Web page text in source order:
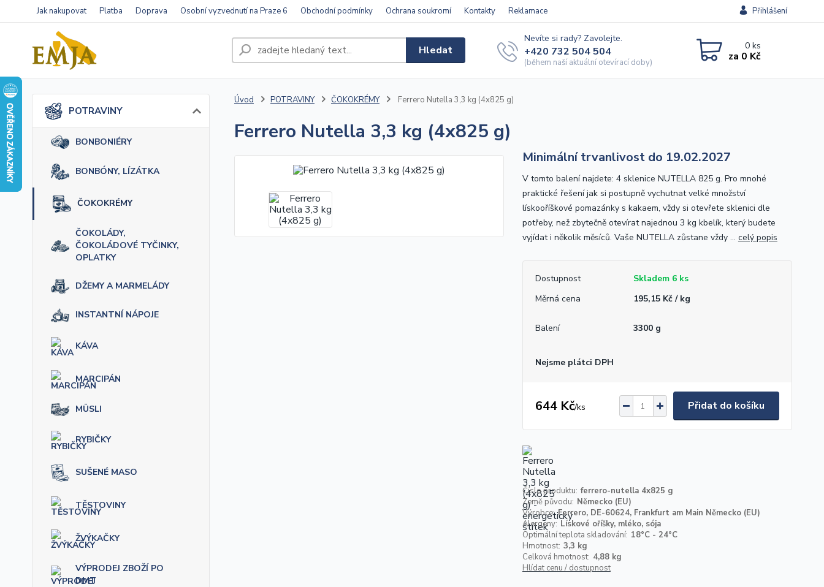
Jak nakupovat Platba Doprava Osobní vyzvednutí na Praze 6 Obchodní podmínky Ochrana soukromí Kontakty Reklamace Přihlášení
Hledat
Nevíte si rady? Zavolejte.
+420 732 504 504
(během naší aktuální otevírací doby)
0ks
za 0 Kč
POTRAVINY
BONBONIÉRY
BONBÓNY, LÍZÁTKA
ČOKOKRÉMY
ČOKOLÁDY,
ČOKOLÁDOVÉ TYČINKY,
OPLATKY
DŽEMY A MARMELÁDY
INSTANTNÍ NÁPOJE
KÁVA
MARCIPÁN
MÜSLI
RYBIČKY
SUŠENÉ MASO
TĚSTOVINY
ŽVÝKAČKY
VÝPRODEJ ZBOŽÍ PO
DMT
Úvod POTRAVINY ČOKOKRÉMY Ferrero Nutella 3,3 kg (4x825 g)
Ferrero Nutella 3,3 kg (4x825 g)
Minimální trvanlivost do 19.02.2027
V tomto balení najdete: 4 sklenice NUTELLA 825 g. Pro mnohé
praktické řešení jak si postupně vychutnat velké množství
lískooříškové pomazánky s kakaem, vždy si otevřete sklenici dle
potřeby, než zbytečně otevírat najednou 3 kg kbelík, který budete
vyjídat i několik měsíců. Vaše NUTELLA zůstane vždy ... celý popis
Dostupnost
Skladem 6 ks
Měrná cena
195,15 Kč / kg
Balení 3300 g
Nejsme plátci DPH
644 Kč/ks Přidat do košíku
Číslo produktu: ferrero-nutella 4x825 g
Země původu: Německo (EU)
Výrobce: Ferrero, DE-60624, Frankfurt am Main Německo (EU)
Alergeny: Lískové oříšky, mléko, sója
Optimální teplota skladování: 18°C - 24°C
Hmotnost: 3,3 kg
Celková hmotnost: 4,88 kg
Hlídat cenu / dostupnost